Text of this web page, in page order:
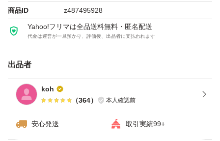
商品ID z487495928
Yahoo!フリマは全品送料無料・匿名配送
代金は運営が一旦預かり、評価後、出品者に支払われます
出品者
koh
（364） 本人確認前
安心発送 取引実績99+